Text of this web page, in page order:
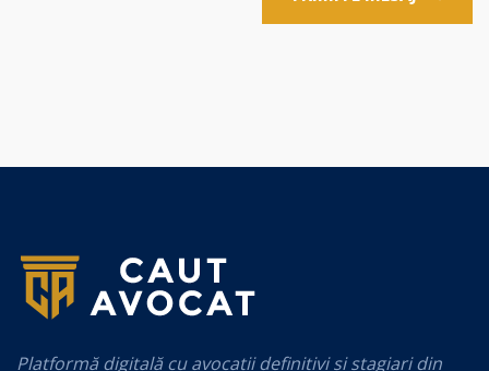
Platformă digitală cu avocații definitivi și stagiari din